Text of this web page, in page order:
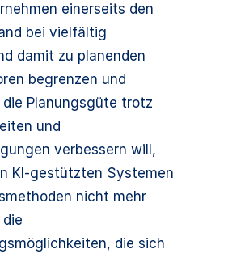
einerseits den
bei vielfältig
damit zu planenden
begrenzen und
Planungsgüte trotz
und
verbessern will,
KI-gestützten Systemen
nicht mehr
die sich